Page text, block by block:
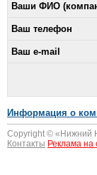
Ваши ФИО
Ваш телефон
Ваш e-mail
Информация о
Copyright © « Нижний
Контакты Реклама на